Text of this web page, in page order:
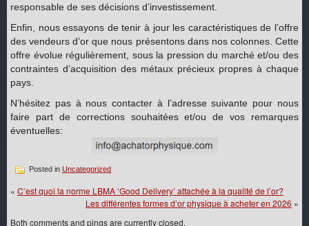
responsable de ses décisions d’investissement.
Enfin, nous essayons de tenir à jour les caractéristiques de l’offre
des vendeurs d’or que nous présentons dans nos colonnes. Cette
offre évolue régulièrement, sous la pression du marché et/ou des
contraintes d’acquisition des métaux précieux propres à chaque
pays.
N’hésitez pas à nous contacter à l’adresse suivante pour nous
faire part de corrections souhaitées et/ou de vos remarques
éventuelles:
Posted in Uncategorized
« C’est quoi la norme LBMA ‘Good Delivery’ attachée à la qualité de l’or?
Les différentes formes d’or physique à acheter en 2026 »
Both comments and pings are currently closed.